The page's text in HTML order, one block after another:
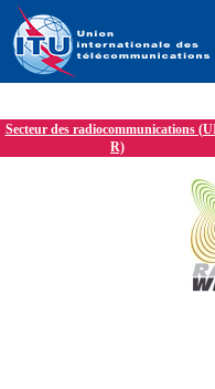
Secteur des radiocommunications
R)